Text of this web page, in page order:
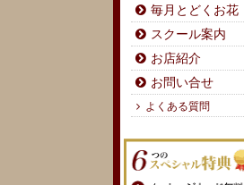
毎月とどくお花
スクール案内
お店紹介
お問い合せ
よくある質問